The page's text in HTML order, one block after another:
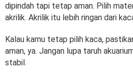
dipindah tapi tetap aman. Pilih
akrilik. Akrilik itu lebih ringan dari
Kalau kamu tetap pilih kaca,
aman, ya. Jangan lupa taruh
stabil.